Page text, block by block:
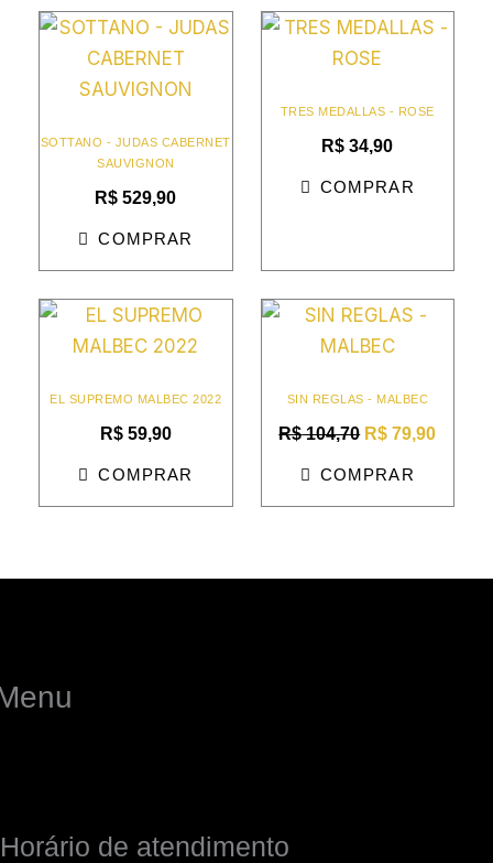
SOTTANO - JUDAS CABERNET
SAUVIGNON
R$ 529,90
COMPRAR
TRES MEDALLAS - ROSE
R$ 34,90
COMPRAR
EL SUPREMO MALBEC 2022
R$59,90
COMPRAR
SIN REGLAS - MALBEC
R$104,70
O
original
R$ 104,70.
R$ 79,90
COMPRAR
Horário de atendimento